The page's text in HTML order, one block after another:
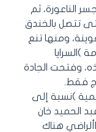
الناعورة، ثم
تتصل بالخندق
ومنها تنع
وفتحت الجادة
فقط.
)نسبة إلى
الحميد خان
هناك